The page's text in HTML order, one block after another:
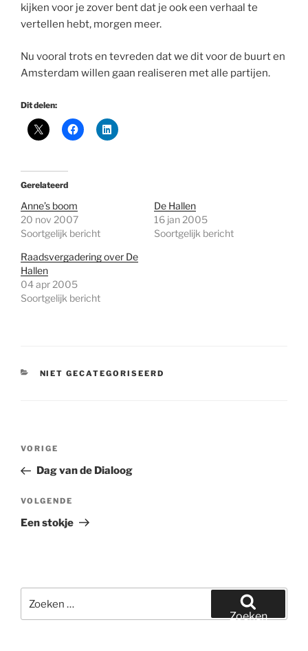
kijken voor je zover bent dat je ook een verhaal te
vertellen hebt, morgen meer.
Nu vooral trots en tevreden dat we dit voor de buurt en
Amsterdam willen gaan realiseren met alle partijen.
Dit delen:
Gerelateerd
Anne’s boom
20 nov 2007
Soortgelijk bericht
De Hallen
16 jan 2005
Soortgelijk bericht
Raadsvergadering over De
Hallen
04 apr 2005
Soortgelijk bericht
CATEGORIEËN
NIET GECATEGORISEERD
Bericht
Vorig
bericht
VORIGE
Dag van de Dialoog
Volgend
bericht
VOLGENDE
Een stokje
naar:
Zoeken